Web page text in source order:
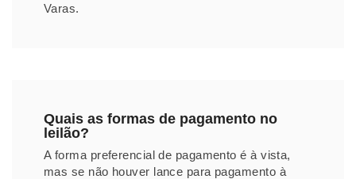
Varas.
Quais as formas de pagamento no
leilão?
A forma preferencial de pagamento é à vista,
mas se não houver lance para pagamento à